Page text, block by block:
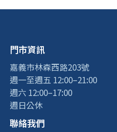
門市資訊
嘉義市林森西路203號
週一至週五 12:00–21:00
週六 12:00–17:00
週日公休
聯絡我們